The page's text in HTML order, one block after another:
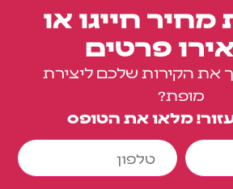
חייגו או
פרטים
את הקירות שלכם ליצירת
מופת?
מלאו את הטופס